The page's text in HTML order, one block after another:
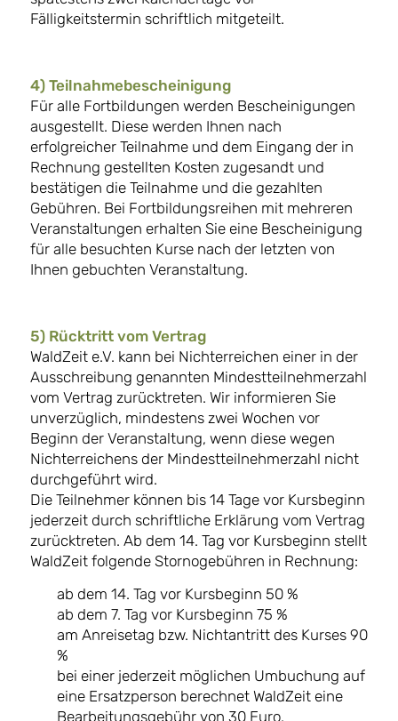
Fälligkeitstermin schriftlich mitgeteilt.
4) Teilnahmebescheinigung
Für alle Fortbildungen werden Bescheinigungen
ausgestellt. Diese werden Ihnen nach
erfolgreicher Teilnahme und dem Eingang der in
Rechnung gestellten Kosten zugesandt und
bestätigen die Teilnahme und die gezahlten
Gebühren. Bei Fortbildungsreihen mit mehreren
Veranstaltungen erhalten Sie eine Bescheinigung
für alle besuchten Kurse nach der letzten von
Ihnen gebuchten Veranstaltung.
5) Rücktritt vom Vertrag
WaldZeit e.V. kann bei Nichterreichen einer in der
Ausschreibung genannten Mindestteilnehmerzahl
vom Vertrag zurücktreten. Wir informieren Sie
unverzüglich, mindestens zwei Wochen vor
Beginn der Veranstaltung, wenn diese wegen
Nichterreichens der Mindestteilnehmerzahl nicht
durchgeführt wird.
Die Teilnehmer können bis 14 Tage vor Kursbeginn
jederzeit durch schriftliche Erklärung vom Vertrag
zurücktreten. Ab dem 14. Tag vor Kursbeginn stellt
WaldZeit folgende Stornogebühren in Rechnung:
ab dem 14. Tag vor Kursbeginn 50 %
ab dem 7. Tag vor Kursbeginn 75 %
am Anreisetag bzw. Nichtantritt des Kurses 90
%
bei einer jederzeit möglichen Umbuchung auf
eine Ersatzperson berechnet WaldZeit eine
Bearbeitungsgebühr von 30 Euro.